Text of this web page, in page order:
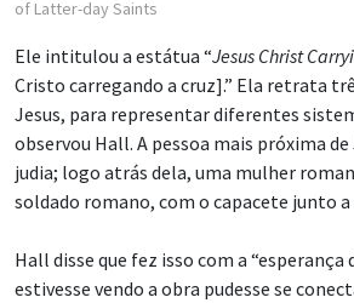
of Latter-day Saints
Ele intitulou a estátua “Jesus Christ
Cristo carregando a cruz].” Ela retrata
Jesus, para representar diferentes
observou Hall. A pessoa mais próxima
judia; logo atrás dela, uma mulher
soldado romano, com o capacete junto a
Hall disse que fez isso com a “esperança
estivesse vendo a obra pudesse se